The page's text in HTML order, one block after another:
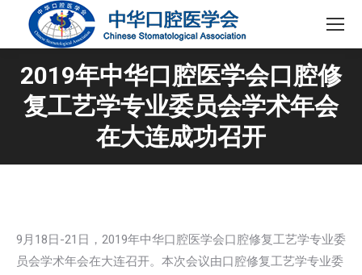
2019年中华口腔医学会口腔修
复工艺学专业委员会学术年会
在大连成功召开
9月18日-21日，2019年中华口腔医学会口腔修复工艺学专业委
员会学术年会在大连召开。本次会议由口腔修复工艺学专业委